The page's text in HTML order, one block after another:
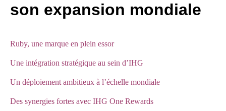
son expansion mondiale
Ruby, une marque en plein essor
Une intégration stratégique au sein d’IHG
Un déploiement ambitieux à l’échelle mondiale
Des synergies fortes avec IHG One Rewards